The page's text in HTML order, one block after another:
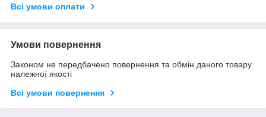
Всі умови оплати
Умови повернення
Законом не передбачено повернення та обмін даного товару
належної якості
Всі умови повернення